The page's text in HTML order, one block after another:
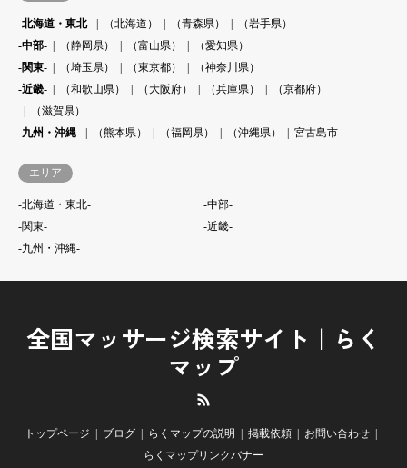
-北海道・東北- （北海道） （青森県）
（岩手県）
-中部-
（静岡県） （富山県）
（愛知県）
-関東-
（埼玉県） （東京都）
（神奈川県）
-近畿-
（和歌山県） （大阪府） （兵庫県）
（京都府）
（滋賀県）
-九州・沖縄-
（熊本県） （福岡県） （沖縄県） 宮古島市
エリア
-北海道・東北-
-中部-
-関東-
-近畿-
-九州・沖縄-
全国マッサージ検索サイト｜らく
マップ
トップページ ブログ らくマップの説明 掲載依頼
お問い合わせ
らくマップリンクバナー